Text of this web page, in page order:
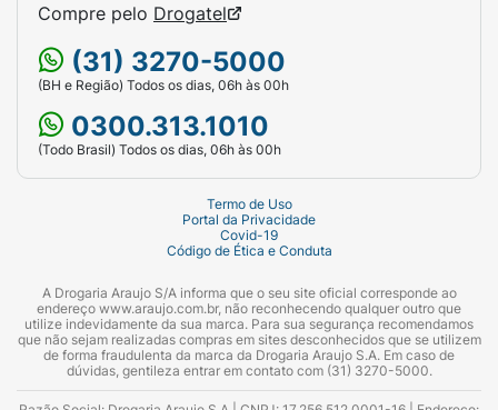
Compre pelo Drogatel
(31) 3270-5000
(BH e Região) Todos os dias, 06h às 00h
0300.313.1010
(Todo Brasil) Todos os dias, 06h às 00h
Termo de Uso
Portal da Privacidade
Covid-19
Código de Ética e Conduta
A Drogaria Araujo S/A informa que o seu site oficial corresponde ao
endereço www.araujo.com.br, não reconhecendo qualquer outro que
utilize indevidamente da sua marca. Para sua segurança recomendamos
que não sejam realizadas compras em sites desconhecidos que se utilizem
de forma fraudulenta da marca da Drogaria Araujo S.A. Em caso de
dúvidas, gentileza entrar em contato com (31) 3270-5000.